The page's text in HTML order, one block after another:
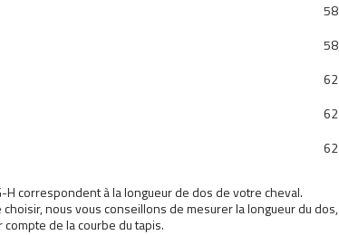
58
58
62
62
62
H correspondent à la longueur de dos de votre cheval.
nous vous conseillons de mesurer la longueur du dos,
de la courbe du tapis.